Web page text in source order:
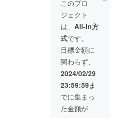
ズ クラ
ウド
ファン
ディン
グご支
援者限
定の
グッズ
をご用
意させ
ていた
だきま
す。
グッズ
す。 備
考欄に
記載希
望のお
名前
（ニッ
クネー
ム可）
を記載
くださ
い。 ③
クラウ
ドファ
ンディ
誕祭支
援者様
のお名
前
（ニッ
クネー
ム可）
が記載
されま
す。 生
誕祭終
了後、
1〜3週
間で直
ます。
単独ス
タンド
花の前
で撮影
したソ
ロチェ
キを後
日、リ
ターン
品と共
に郵送
いたし
ます。
このプロ
ジェクト
は、 All-In方
式です。
目標金額に
関わらず、
2024/02/29
23:59:59ま
でに集まっ
た金額が